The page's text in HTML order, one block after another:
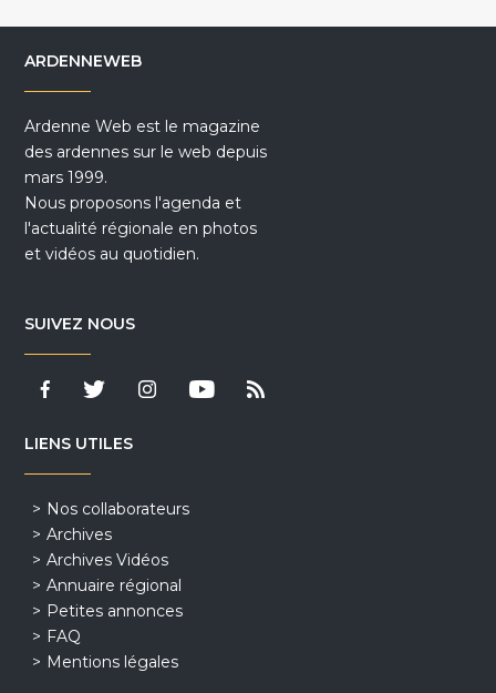
ARDENNEWEB
Ardenne Web est le magazine
des ardennes sur le web depuis
mars 1999.
Nous proposons l'agenda et
l'actualité régionale en photos
et vidéos au quotidien.
SUIVEZ NOUS
LIENS UTILES
Nos collaborateurs
Archives
Archives Vidéos
Annuaire régional
Petites annonces
FAQ
Mentions légales